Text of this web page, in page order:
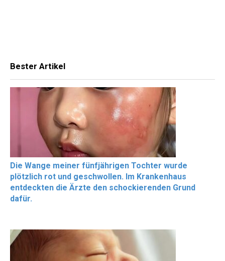
Bester Artikel
Die Wange meiner fünfjährigen Tochter wurde
plötzlich rot und geschwollen. Im Krankenhaus
entdeckten die Ärzte den schockierenden Grund
dafür.